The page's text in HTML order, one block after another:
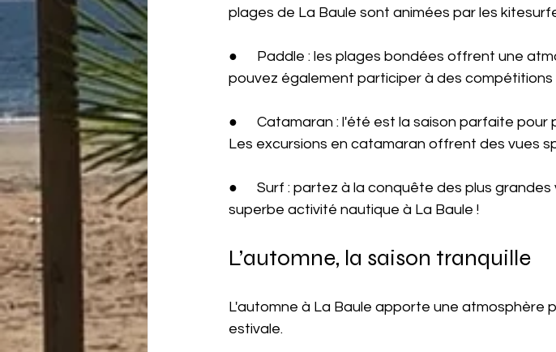
plages de La Baule sont animées par les
●      Paddle : les plages bondées offrent une
pouvez également participer à des
●      Catamaran : l'été est la saison parfaite
Les excursions en catamaran offrent des vues
●      Surf : partez à la conquête des plus
superbe activité nautique à La Baule !
L’automne, la saison tranquille
L'automne à La Baule apporte une atmosphère
estivale.